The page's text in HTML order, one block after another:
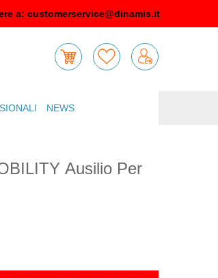
a: customerservice@dinamis.it
NEWS
Ausilio Per